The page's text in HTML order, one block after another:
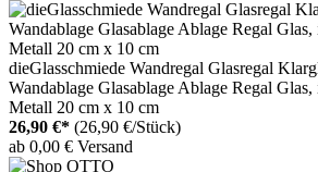
dieGlasschmiede Wandregal Glasregal
Wandablage Glasablage Ablage Regal
Metall 20 cm x 10 cm
26,90 €* (26,90 €/Stück)
ab 0,00 € Versand